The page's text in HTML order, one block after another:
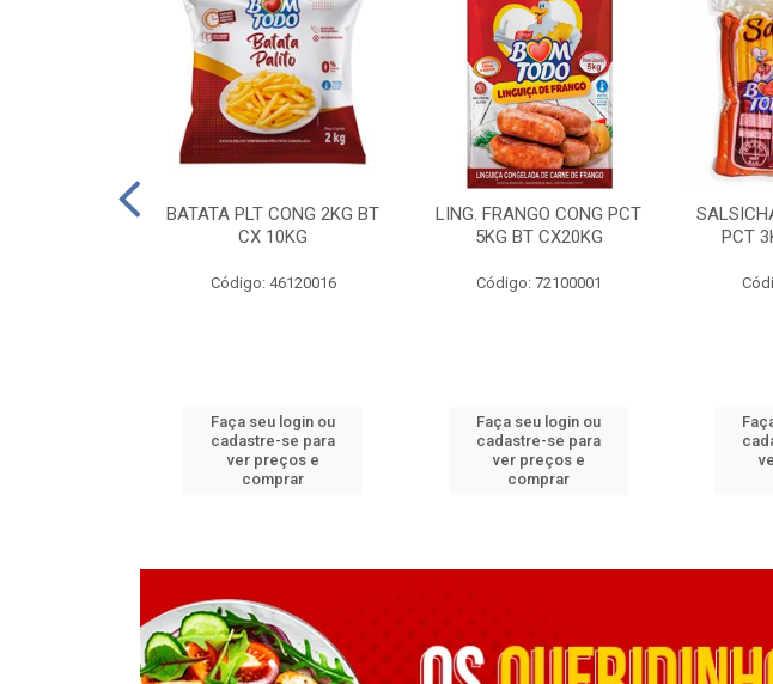
BATATA PLT CONG 2KG BT
CX 10KG
Código: 46120016
Faça seu login ou
cadastre-se para
ver preços e
comprar
LING. FRANGO CONG PCT
5KG BT CX20KG
Código: 72100001
Faça seu login ou
cadastre-se para
ver preços e
comprar
PCT